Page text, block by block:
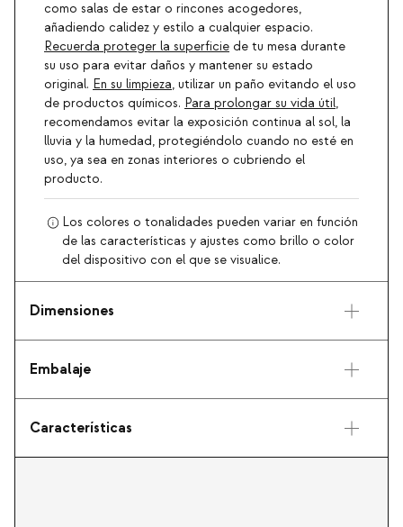
como salas de estar o rincones acogedores,
añadiendo calidez y estilo a cualquier espacio.
Recuerda proteger la superficie de tu mesa durante
su uso para evitar daños y mantener su estado
original. En su limpieza, utilizar un paño evitando el uso
de productos químicos. Para prolongar su vida útil,
recomendamos evitar la exposición continua al sol, la
lluvia y la humedad, protegiéndolo cuando no esté en
uso, ya sea en zonas interiores o cubriendo el
producto.
Los colores o tonalidades pueden variar en función
de las características y ajustes como brillo o color
del dispositivo con el que se visualice.
Dimensiones
Embalaje
Características